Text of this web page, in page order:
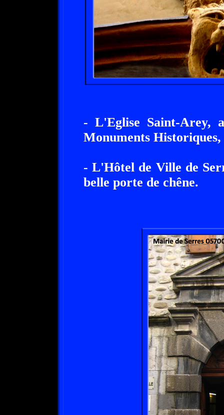
- L'Eglise Saint-Arey,
Monuments Historiques,
- L'Hôtel de Ville de
belle porte de chêne.